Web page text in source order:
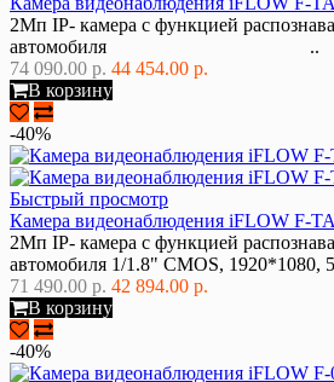
2Mп IP- камера с функцией
автомобиля ..
74 090.00 р. 44 454.00 р.
В корзину
-40%
Быстрый просмотр
Камера видеонаблюдения iFLOW F-
2Mп IP- камера с функцией
автомобиля 1/1.8" CMOS, 1920*1080,
71 490.00 р. 42 894.00 р.
В корзину
-40%